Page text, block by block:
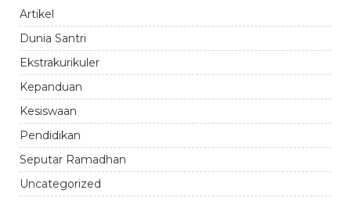
Artikel
Dunia Santri
Ekstrakurikuler
Kepanduan
Kesiswaan
Pendidikan
Seputar Ramadhan
Uncategorized